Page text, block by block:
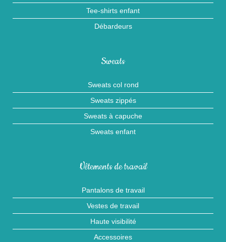
Tee-shirts enfant
Débardeurs
Sweats
Sweats col rond
Sweats zippés
Sweats à capuche
Sweats enfant
Vêtements de travail
Pantalons de travail
Vestes de travail
Haute visibilité
Accessoires